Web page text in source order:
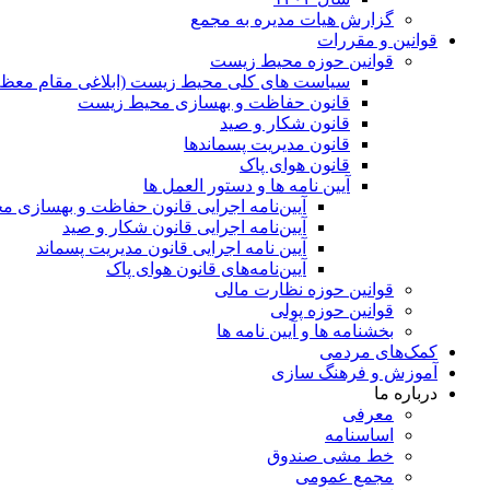
گزارش هیات مدیره به مجمع
قوانین و مقررات
قوانین حوزه محیط زیست
ﺳﯿﺎﺳﺖ ﻫﺎی ﮐﻠﯽ ﻣﺤﯿﻂ زﯾﺴﺖ (ابلاغی مقام
قانون حفاظت و بهسازی محیط زیست
قانون شکار و صید
قانون مدیریت پسماندها
قانون هوای پاک
آیین نامه ها و دستور العمل ها
آیین‌نامه اجرایی قانون حفاظت و
آیین‌نامه اجرایی قانون شکار و صید
آیین نامه اجرایی قانون مدیریت پسماند
آیین‌نامه‌های قانون هوای پاک
قوانین حوزه نظارت مالی
قوانین حوزه پولی
بخشنامه ها و آیین نامه ها
کمک‌های مردمی
آموزش و فرهنگ سازی
درباره ما
معرفی
اساسنامه
خط مشی صندوق
مجمع عمومی